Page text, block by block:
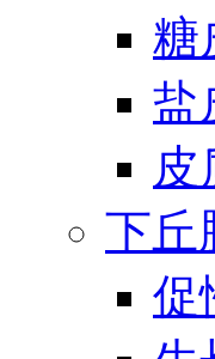
糖
盐
下丘
促